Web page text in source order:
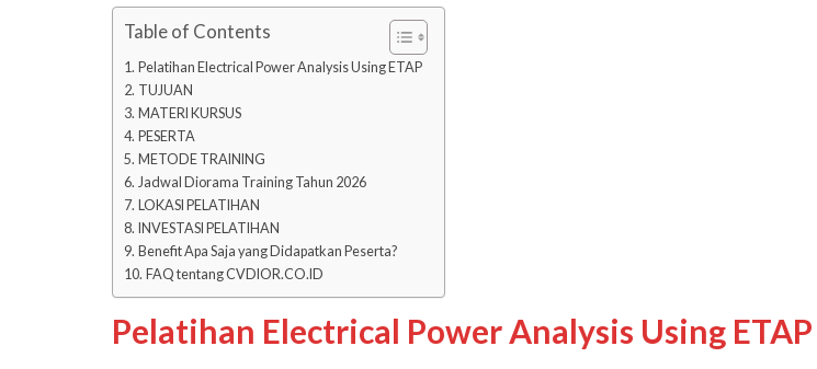
Table of Contents
Pelatihan Electrical Power Analysis Using ETAP
TUJUAN
MATERI KURSUS
PESERTA
METODE TRAINING
Jadwal Diorama Training Tahun 2026
LOKASI PELATIHAN
INVESTASI PELATIHAN
Benefit Apa Saja yang Didapatkan Peserta?
FAQ tentang CVDIOR.CO.ID
Pelatihan Electrical Power Analysis Using ETAP